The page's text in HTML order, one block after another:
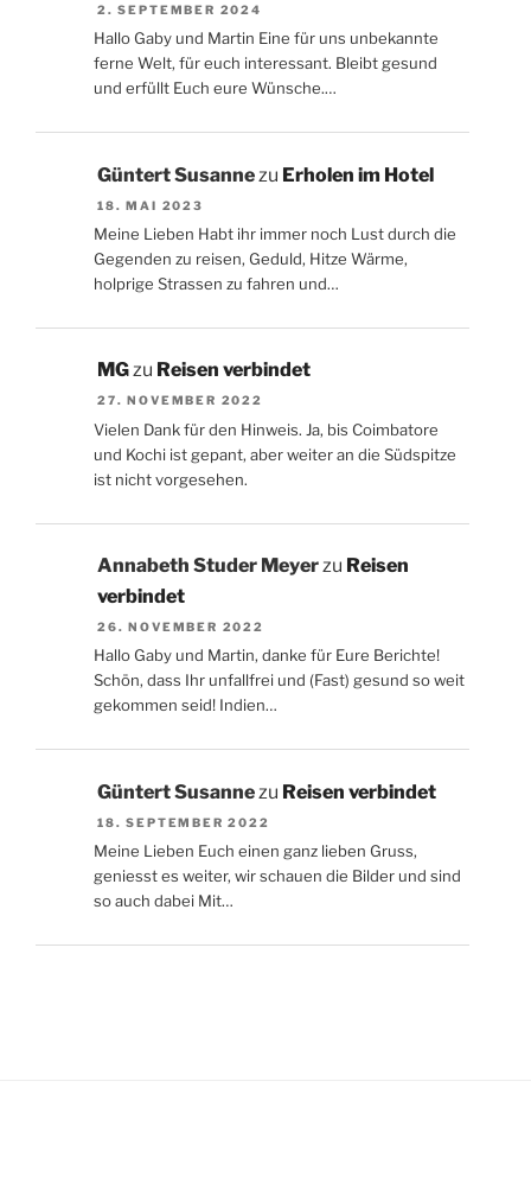
2. SEPTEMBER 2024
Hallo Gaby und Martin Eine für uns unbekannte
ferne Welt, für euch interessant. Bleibt gesund
und erfüllt Euch eure Wünsche.…
Güntert Susanne zu Erholen im Hotel
18. MAI 2023
Meine Lieben Habt ihr immer noch Lust durch die
Gegenden zu reisen, Geduld, Hitze Wärme,
holprige Strassen zu fahren und…
MGzu Reisen verbindet
27. NOVEMBER 2022
Vielen Dank für den Hinweis. Ja, bis Coimbatore
und Kochi ist gepant, aber weiter an die Südspitze
ist nicht vorgesehen.
Annabeth Studer Meyerzu Reisen
verbindet
26. NOVEMBER 2022
Hallo Gaby und Martin, danke für Eure Berichte!
Schön, dass Ihr unfallfrei und (Fast) gesund so weit
gekommen seid! Indien…
Güntert Susannezu Reisen verbindet
18. SEPTEMBER 2022
Meine Lieben Euch einen ganz lieben Gruss,
geniesst es weiter, wir schauen die Bilder und sind
so auch dabei Mit…